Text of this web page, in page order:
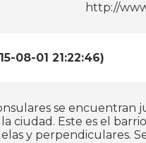
http://
08-01 21:22:46)
se encuentran
ciudad. Este es el
y perpendiculares.